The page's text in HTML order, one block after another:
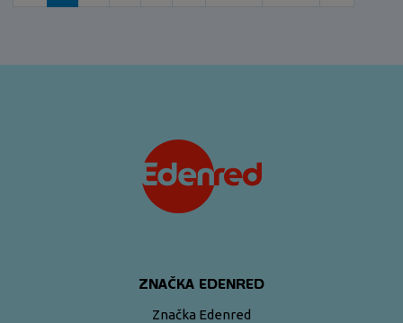
ZNAČKA EDENRED
Značka Edenred